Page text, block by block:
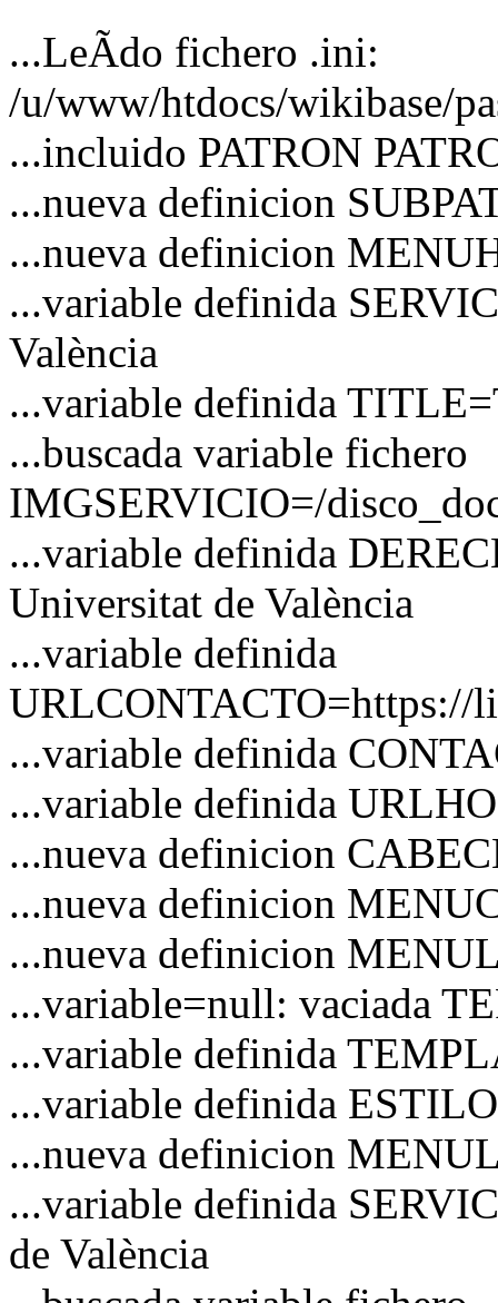
...LeÃ­do fichero .ini:
/u/www/htdocs/wikibase/
...incluido PATRON
...nueva definicion
...nueva definicion
...variable definida
València
...variable definida
...buscada variable fichero
IMGSERVICIO=/
...variable definida
Universitat de València
...variable definida
URLCONTACTO=https://
...variable definida
...variable definida
...nueva definicion
...nueva definicion
...nueva definicion
...variable=null: vaciada
...variable definida
...variable definida
...nueva definicion
...variable definida
de València